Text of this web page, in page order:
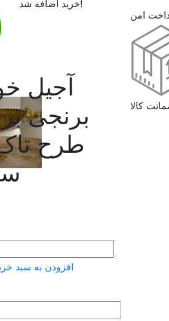
خرید اضافه شد!
آجیل
برنجی
افزودن به سبد
امن
کالا